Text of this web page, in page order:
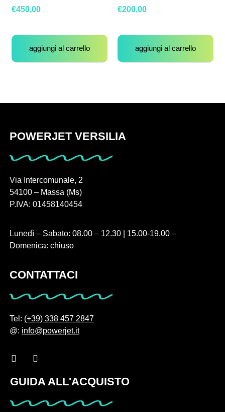
€450,00
aggiungi al carrello
€200,00
aggiungi al carrello
POWERJET VERSILIA
Via Intercomunale, 2
54100 – Massa (Ms)
P.IVA: 01458140454
Lunedì – Sabato: 08.00 – 12.30 | 15.00-19.00 –
Domenica: chiuso
CONTATTACI
Tel: (+39) 338 457 2847
@: info@powerjet.it
GUIDA ALL'ACQUISTO